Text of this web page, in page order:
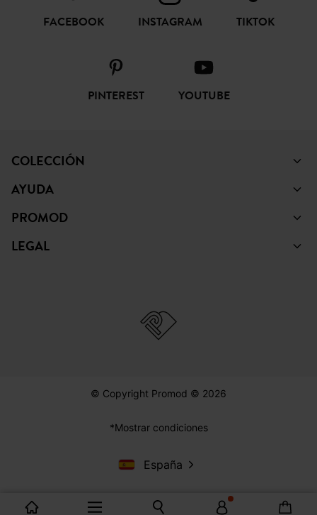
FACEBOOK INSTAGRAM TIKTOK
PINTEREST YOUTUBE
COLECCIÓN
AYUDA
PROMOD
LEGAL
© Copyright Promod © 2026
*Mostrar condiciones
España